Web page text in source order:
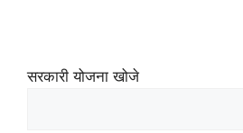
सरकारी योजना खोजे